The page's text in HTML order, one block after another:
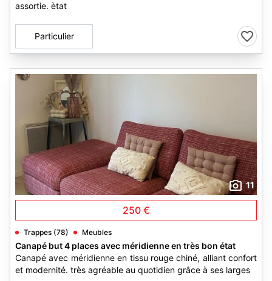
assortie. ètat
Particulier
11
250 €
Trappes (78) Meubles
Canapé but 4 places avec méridienne en très bon état
Canapé avec méridienne en tissu rouge chiné, alliant confort
et modernité. très agréable au quotidien grâce à ses larges